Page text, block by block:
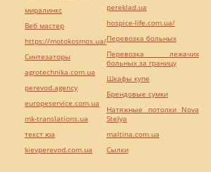
миралинкс
Веб мастер
https://motokosmos.ua/
Синтезаторы
agrotechnika.com.ua
perevod.agency
europeservice.com.ua
mk-translations.ua
текст юа
kievperevod.com.ua
pereklad.ua
hospice-life.com.ua/
Перевозка больных
Перевозка лежачих
больных за границу
Шкафы купе
Брендовые сумки
Натяжные потолки Nova
Stelya
maltina.com.ua
Cылки